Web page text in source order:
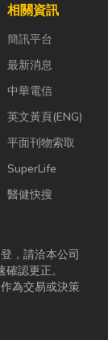
相關資訊
簡訊平台
最新消息
中華電信
英文黃頁(ENG)
平面刊物索取
SuperLife
醫健快搜
，請洽本公司
認更正。
為交易或決策